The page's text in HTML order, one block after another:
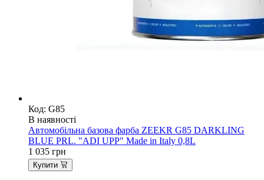
Код: G85
В наявності
Автомобільна базова фарба ZEEKR G85 DARKLING
BLUE PRL. "ADI UPP" Made in Italy 0,8L
1 035 грн
Купити